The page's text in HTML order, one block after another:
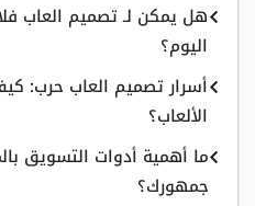
هل يمكن لـ تصميم العاب
اليوم؟
أسرار تصميم العاب حرب:
الألعاب؟
ما أهمية أدوات التسويق
جمهورك؟